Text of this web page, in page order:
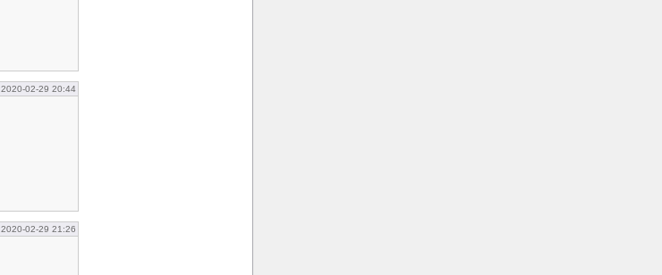
2020-02-29 20:44
2020-02-29 21:26